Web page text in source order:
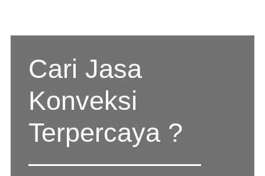
Cari Jasa
Konveksi
Terpercaya ?